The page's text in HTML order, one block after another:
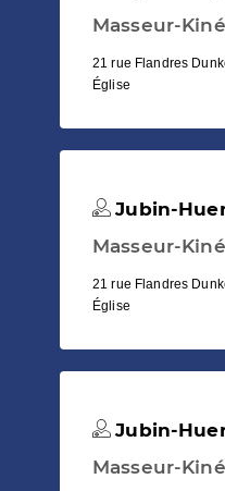
Masseur-
21 rue Flandres
Église
Jubin-
Masseur-
21 rue Flandres
Église
Jubin-
Masseur-